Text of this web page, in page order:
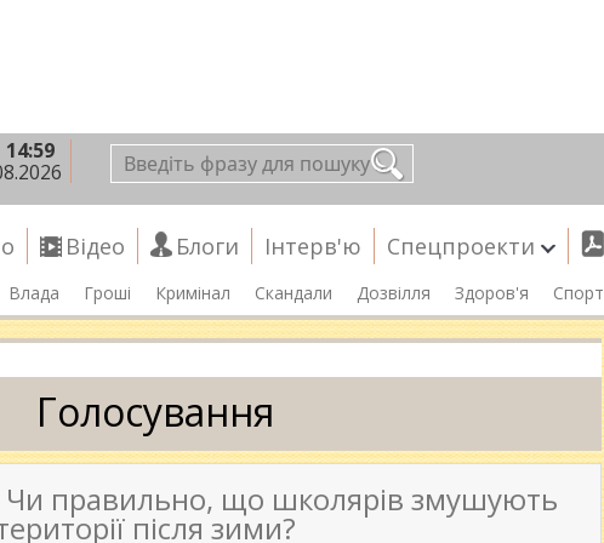
Відео Блоги Інтерв'ю Спецпроекти
Влада Гроші Кримінал Скандали Дозвілля Здоров'я Спорт
Голосування
Чи правильно, що школярів змушують
після зими?